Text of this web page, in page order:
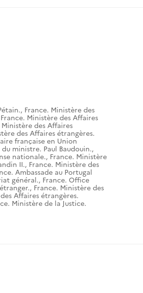
, France. Ministère des
France. Ministère des Affaires
Ministère des Affaires
des Affaires étrangères.
française en Union
ministre. Paul Baudouin.,
nationale., France. Ministère
II., France. Ministère des
Ambassade au Portugal
général., France. Office
, France. Ministère des
Affaires étrangères.
Ministère de la Justice.